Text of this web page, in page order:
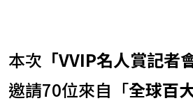
本次 「VVIP名人賞記者
邀請70位來自「全球百